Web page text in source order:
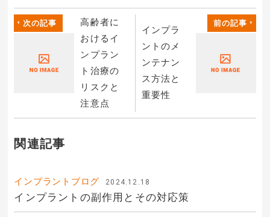
次の記事
高齢者に
おけるイ
ンプラン
ト治療の
リスクと
注意点
インプラ
ントのメ
ンテナン
ス方法と
重要性
前の記事
関連記事
インプラントブログ 2024.12.18
インプラントの副作用とその対応策